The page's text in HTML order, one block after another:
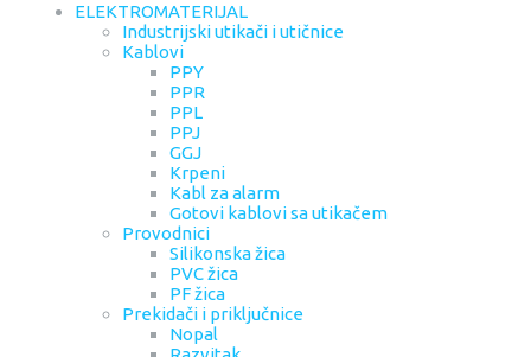
ELEKTROMATERIJAL
Industrijski utikači i utičnice
Kablovi
PPY
PPR
PPL
PPJ
GGJ
Krpeni
Kabl za alarm
Gotovi kablovi sa utikačem
Provodnici
Silikonska žica
PVC žica
PF žica
Prekidači i priključnice
Nopal